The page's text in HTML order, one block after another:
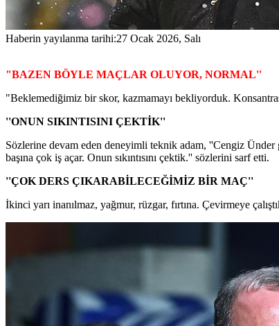
Haberin yayılanma tarihi:27 Ocak 2026, Salı
"BAZEN BÖYLE MAÇLAR OLUYOR, NORMAL''
"Beklemediğimiz bir skor, kazmamayı bekliyorduk.
''ONUN SIKINTISINI ÇEKTİK''
Sözlerine devam eden deneyimli teknik adam, ''Cengiz Ünder
başına çok iş açar. Onun sıkıntısını çektik.'' sözlerini sarf etti.
''ÇOK DERS ÇIKARABİLECEĞİMİZ BİR MAÇ''
İkinci yarı inanılmaz, yağmur, rüzgar, fırtına. Çevirmeye